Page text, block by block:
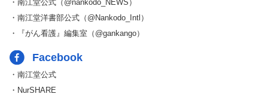
・南江堂公式（@nankodo_NEWS）
・南江堂洋書部公式（@Nankodo_Intl）
・『がん看護』編集室（@gankango）
Facebook
・南江堂公式
・NurSHARE